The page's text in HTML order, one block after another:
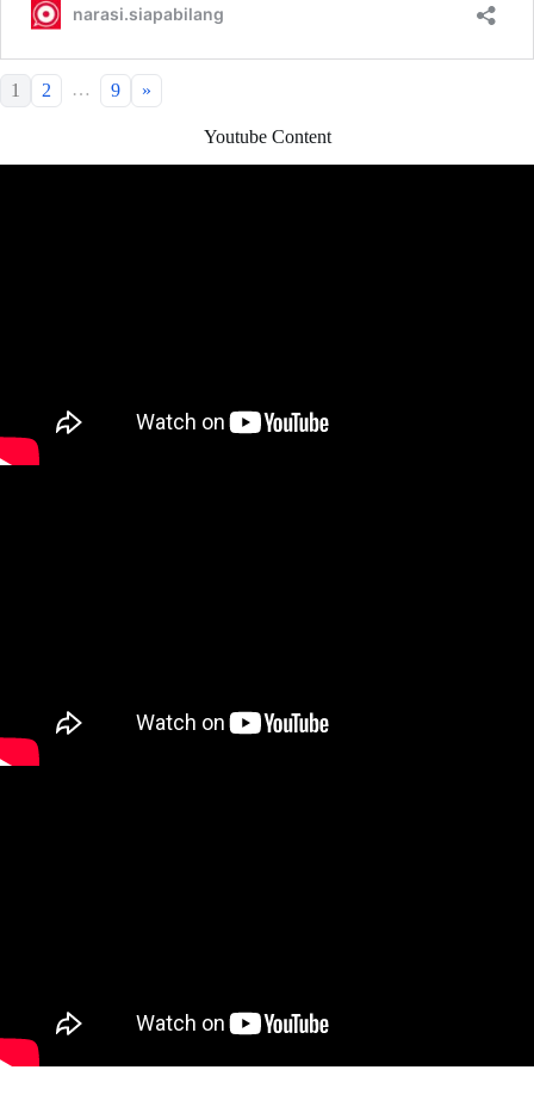
1 2 … 9 »
Youtube Content